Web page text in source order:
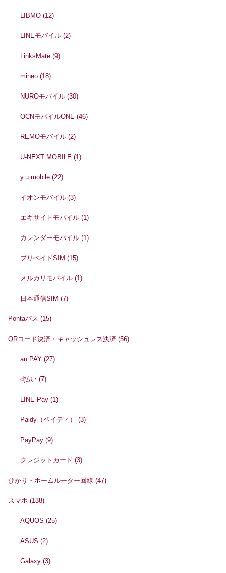
LIBMO(12)
LINEモバイル(2)
LinksMate(9)
mineo(18)
NUROモバイル(30)
OCNモバイルONE(46)
REMOモバイル(2)
U-NEXT MOBILE(1)
y.u mobile(22)
イオンモバイル(3)
エキサイトモバイル(1)
カレンダーモバイル(1)
プリペイドSIM(15)
メルカリモバイル(1)
日本通信SIM(7)
Pontaパス (15)
QRコード決済・キャッシュレス決済 (56)
au PAY(27)
d払い(7)
LINE Pay(1)
Paidy（ペイディ）(3)
PayPay(9)
クレジットカード(3)
ひかり・ホームルーター回線 (47)
スマホ (138)
AQUOS(25)
ASUS(2)
Galaxy(3)